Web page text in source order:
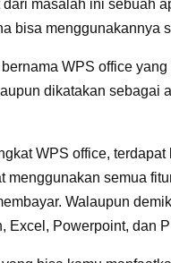
masalah ini sebuah
bisa menggunakannya
WPS office
dikatakan sebagai
WPS office,
menggunakan semua
Walaupun
Excel, Powerpoint, dan